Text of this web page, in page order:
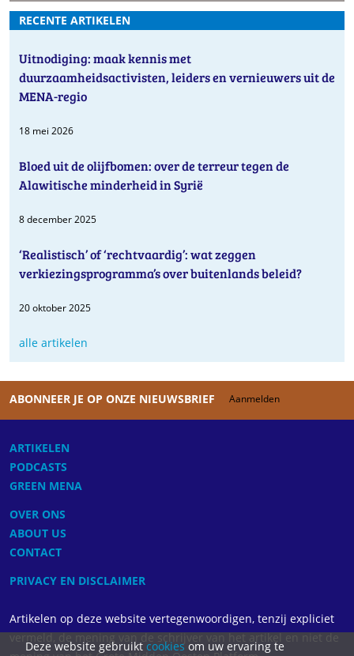
e-
mail
RECENTE ARTIKELEN
Uitnodiging: maak kennis met
duurzaamheidsactivisten, leiders en vernieuwers uit de
MENA-regio
18 mei 2026
Bloed uit de olijfbomen: over de terreur tegen de
Alawitische minderheid in Syrië
8 december 2025
‘Realistisch’ of ‘rechtvaardig’: wat zeggen
verkiezingsprogramma’s over buitenlands beleid?
20 oktober 2025
alle artikelen
ABONNEER JE OP ONZE NIEUWSBRIEF Aanmelden
ARTIKELEN
PODCASTS
GREEN MENA
OVER ONS
ABOUT US
CONTACT
PRIVACY EN DISCLAIMER
Artikelen op deze website vertegenwoordigen, tenzij expliciet
vermeld, de mening van de schrijver van het artikel en niet de
Deze website gebruikt cookies om uw ervaring te